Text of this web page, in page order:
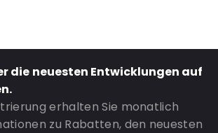
die neuesten Entwicklungen auf
erhalten Sie monatlich
zu Rabatten, den neuesten